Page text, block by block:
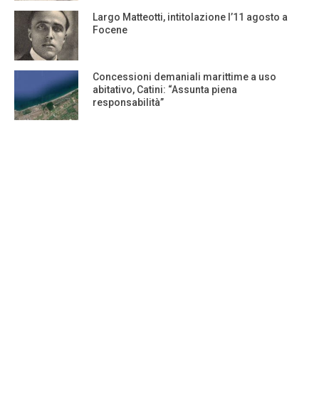
Largo Matteotti, intitolazione l’11 agosto a
Focene
Concessioni demaniali marittime a uso
abitativo, Catini: “Assunta piena
responsabilità”